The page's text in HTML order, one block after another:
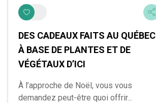
DES CADEAUX FAITS AU QUÉBEC
À BASE DE PLANTES ET DE
VÉGÉTAUX D’ICI
À l’approche de Noël, vous vous
demandez peut-être quoi offrir...